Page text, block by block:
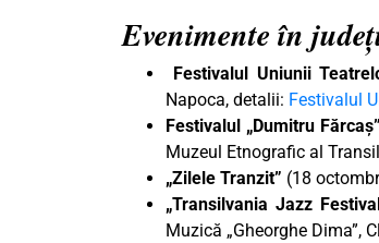
Evenimente în
Festivalul Uniunii
Napoca, detalii: Festivalul
Festivalul „Dumitru Fărcaș”
Muzeul Etnografic al
„Zilele Tranzit” (18
„Transilvania Jazz
Muzică „Gheorghe Dima”,